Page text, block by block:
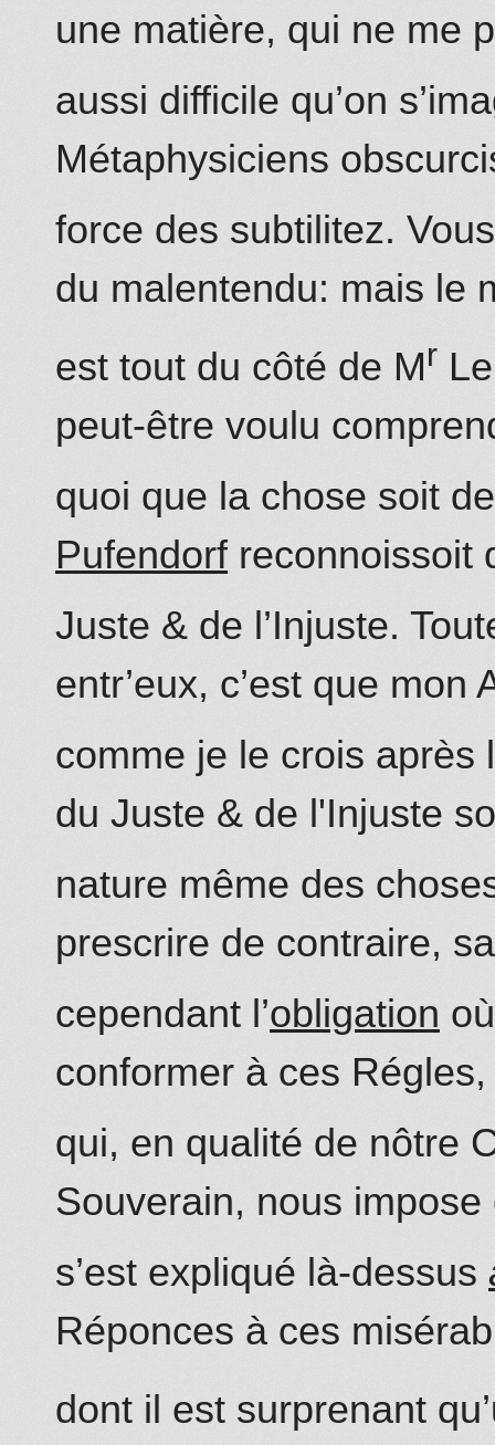
une matière, qui ne me
aussi difficile qu’on
Métaphysiciens
force des subtilitez.
du malentendu: mais le
est tout du côté de Mr
peut-être voulu
quoi que la chose soit
Pufendorf reconnoissoit
Juste & de l’Injuste.
entr’eux, c’est que mon
comme je le crois après
du Juste & de l'Injuste
nature même des
prescrire de contraire,
cependant l’obligation
conformer à ces
qui, en qualité de nôtre
Souverain, nous
s’est expliqué là-dessus
Réponces à ces
dont il est surprenant